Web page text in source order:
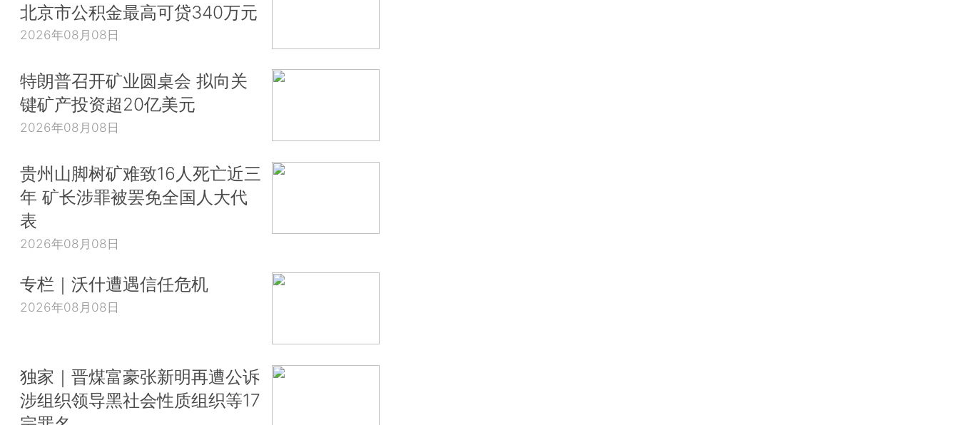
北京市公积金最高可贷340万元
2026年08月08日
特朗普召开矿业圆桌会 拟向关
键矿产投资超20亿美元
2026年08月08日
贵州山脚树矿难致16人死亡近三
年 矿长涉罪被罢免全国人大代
表
2026年08月08日
专栏｜沃什遭遇信任危机
2026年08月08日
独家｜晋煤富豪张新明再遭公诉
涉组织领导黑社会性质组织等17